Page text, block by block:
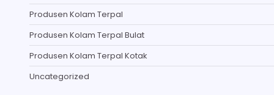
Produsen Kolam Terpal
Produsen Kolam Terpal Bulat
Produsen Kolam Terpal Kotak
Uncategorized